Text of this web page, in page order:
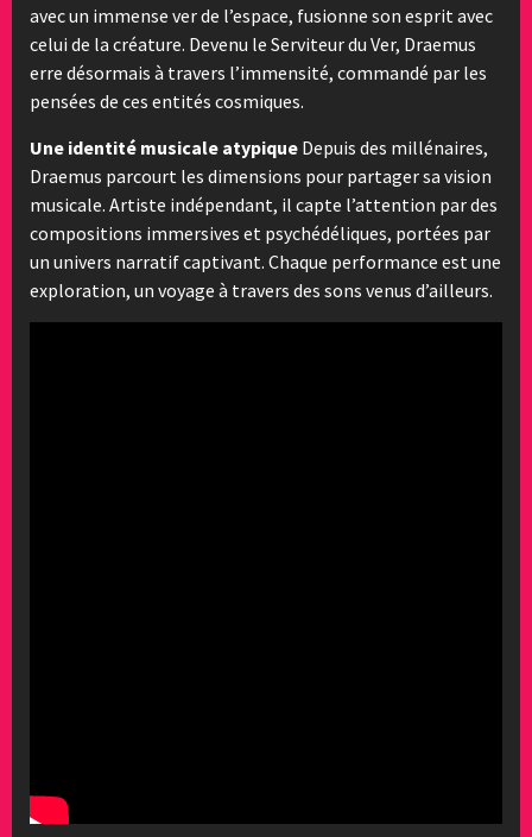
avec un immense ver de l’espace, fusionne son esprit avec
celui de la créature. Devenu le Serviteur du Ver, Draemus
erre désormais à travers l’immensité, commandé par les
pensées de ces entités cosmiques.
Une identité musicale atypique Depuis des millénaires,
Draemus parcourt les dimensions pour partager sa vision
musicale. Artiste indépendant, il capte l’attention par des
compositions immersives et psychédéliques, portées par
un univers narratif captivant. Chaque performance est une
exploration, un voyage à travers des sons venus d’ailleurs.